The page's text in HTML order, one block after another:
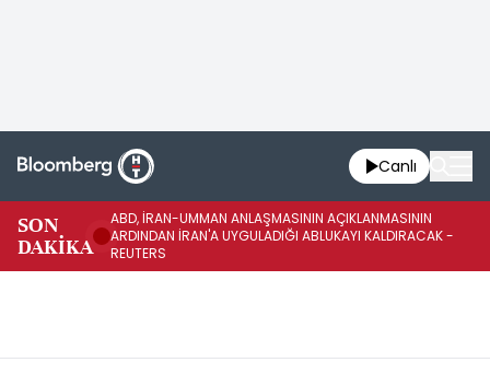
Canlı
SON
DAKİKA
ABD, İRAN-UMMAN ANLAŞMASININ AÇIKLANMASININ
ARDINDAN İRAN'A UYGULADIĞI ABLUKAYI KALDIRACAK -
REUTERS